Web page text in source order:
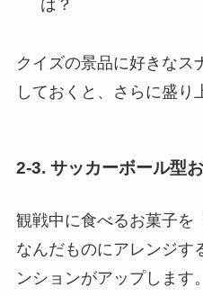
は？
クイズの景品に好きなス
しておくと、さらに盛り
2-3. サッカーボール型
観戦中に食べるお菓子を
なんだものにアレンジす
ンションがアップします